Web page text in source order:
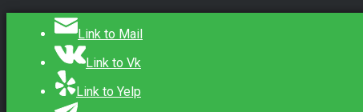
Link to Mail
Link to Vk
Link to Yelp